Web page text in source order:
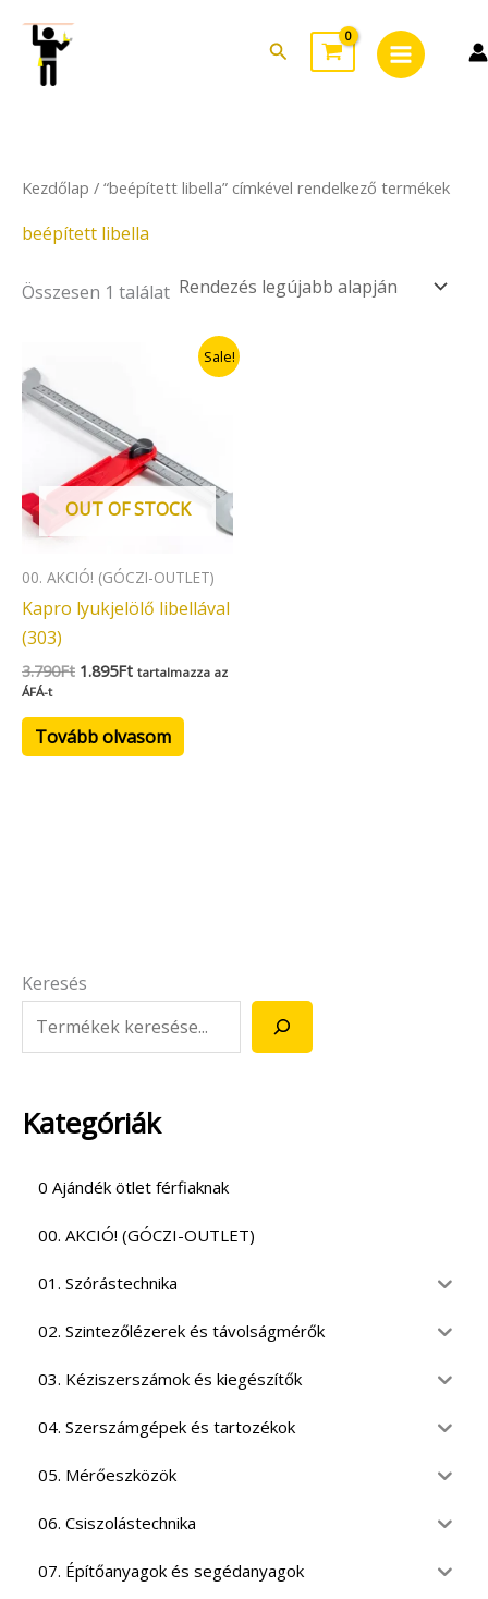
content
Search
Menu
Keresés
Kategóriák
0 Ajándék ötlet férfiaknak
00. AKCIÓ! (GÓCZI-OUTLET)
01. Szórástechnika
02. Szintezőlézerek és távolságmérők
03. Kéziszerszámok és kiegészítők
04. Szerszámgépek és tartozékok
05. Mérőeszközök
06. Csiszolástechnika
07. Építőanyagok és segédanyagok
Kezdőlap / “beépített libella” címkével rendelkező termékek
beépített libella
Összesen 1 találat
Sale!
OUT OF STOCK
00. AKCIÓ! (GÓCZI-OUTLET)
Kapro lyukjelölő libellával
(303)
3.790Ft
3.790Ft.
1.895Ft tartalmazza az
ÁFÁ-t
Tovább olvasom